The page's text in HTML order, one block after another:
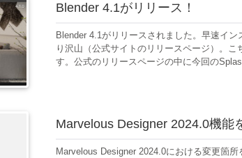
Blender 4.1がリリース！
Blender 4.1がリリースされました。早速イ
り沢山（公式サイトのリリースページ）。
す。公式のリリースページの中に今回の
Marvelous Designer 2024.0機能
Marvelous Designer 2024.0における変更箇